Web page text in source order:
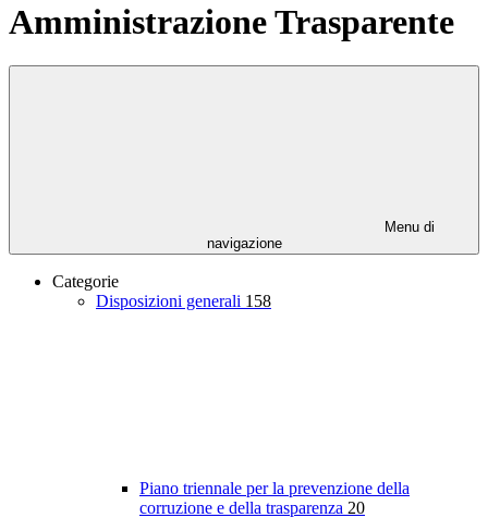
Amministrazione Trasparente
Menu di
navigazione
Categorie
Disposizioni generali 158
Piano triennale per la prevenzione della
corruzione e della trasparenza 20